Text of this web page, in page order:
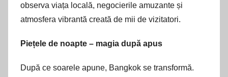
observa viața locală, negocierile amuzante și
atmosfera vibrantă creată de mii de vizitatori.
Piețele de noapte – magia după apus
După ce soarele apune, Bangkok se transformă.